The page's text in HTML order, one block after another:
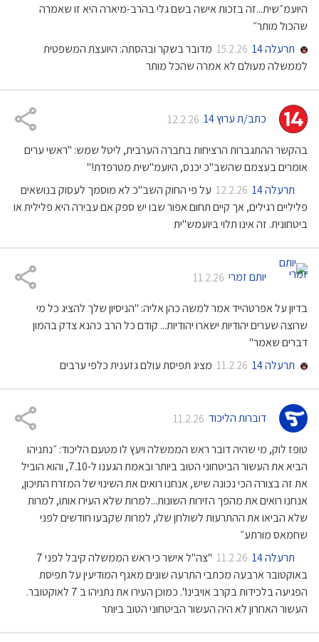
היועמ״שית...זה בזכות אישה בשם גלי בהרב-מיארה היא זו שאמרה
שהכול מותר״
תרעלה 14
15.2.26 מדובר בשקר ובהסתה: היועצת המשפטית
לממשלה מעולם לא אמרה שהכל מותר
כתב/ת ערוץ 14 12.2.26
בהקשר ההתגברות הרציחות בחברה הערבית, ליטל שמש: "ראשי ערים
אומרים בעצמם שהשב"כ יכנס, היועמ"שית מטרפדת!"
תרעלה 14
12.2.26 על פי החוק השב"כ לא מוסמך לעסוק בנושאים
פליליים רגילים, אך קיים תחום אפור שבו יש ספק אם עבירה היא פלילית או
ביטחונית. זה אינו תלוי ביועמש"ית
יותם זמרי 11.2.26
בדיון על אפרטהייד אמר למשה כהן אליה: "הניסיון שלך להציג כל מי
שרוצה שערים יהודיות ישארו יהודיות... קודם כל הרב כהנא צדק בהמון
דברים שאמר"
תרעלה 14
11.2.26 מציג תפיסת עולם גזענית כלפי ערבים
דוברות הליכוד 11.2.26
טופז לוק, מי שהיה דובר ראש הממשלה ויעץ לו מטעם הליכוד: ״נתניהו
הביא את העשור הביטחוני הטוב ביותר ובאמת הגענו ל-7.10, והוא הוביל
את זה בצורה הכי נכונה שיש, אנחנו רואים את השינוי של המזרח התיכון,
אנחנו רואים את מהפך הזירות השונות...למרות שלא העירו אותו, למרות
שלא הביאו את ההתרעות לשולחן שלו, למרות שקבעו חודשים לפני
שחמאס מורתע״
תרעלה 14
11.2.26
"צה"ל אישר כי ראש הממשלה קיבל לפני 7
באוקטובר ארבעה מכתבי התרעה שונים מאגף המודיעין על תפיסת
הפגיעה בלכידות בקרב אויבינו". כמוכן העירו את נתניהו ב 7 לאוקטובר.
העשור האחרון לא היה העשור הביטחוני הטוב ביותר